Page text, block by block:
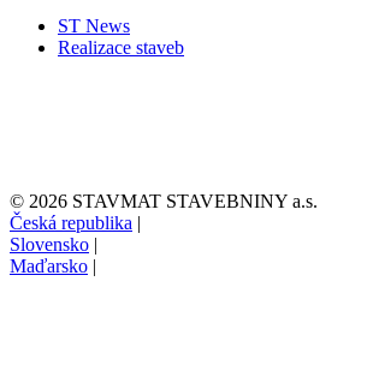
ST News
Realizace staveb
© 2026 STAVMAT STAVEBNINY a.s.
Česká republika |
Slovensko |
Maďarsko |